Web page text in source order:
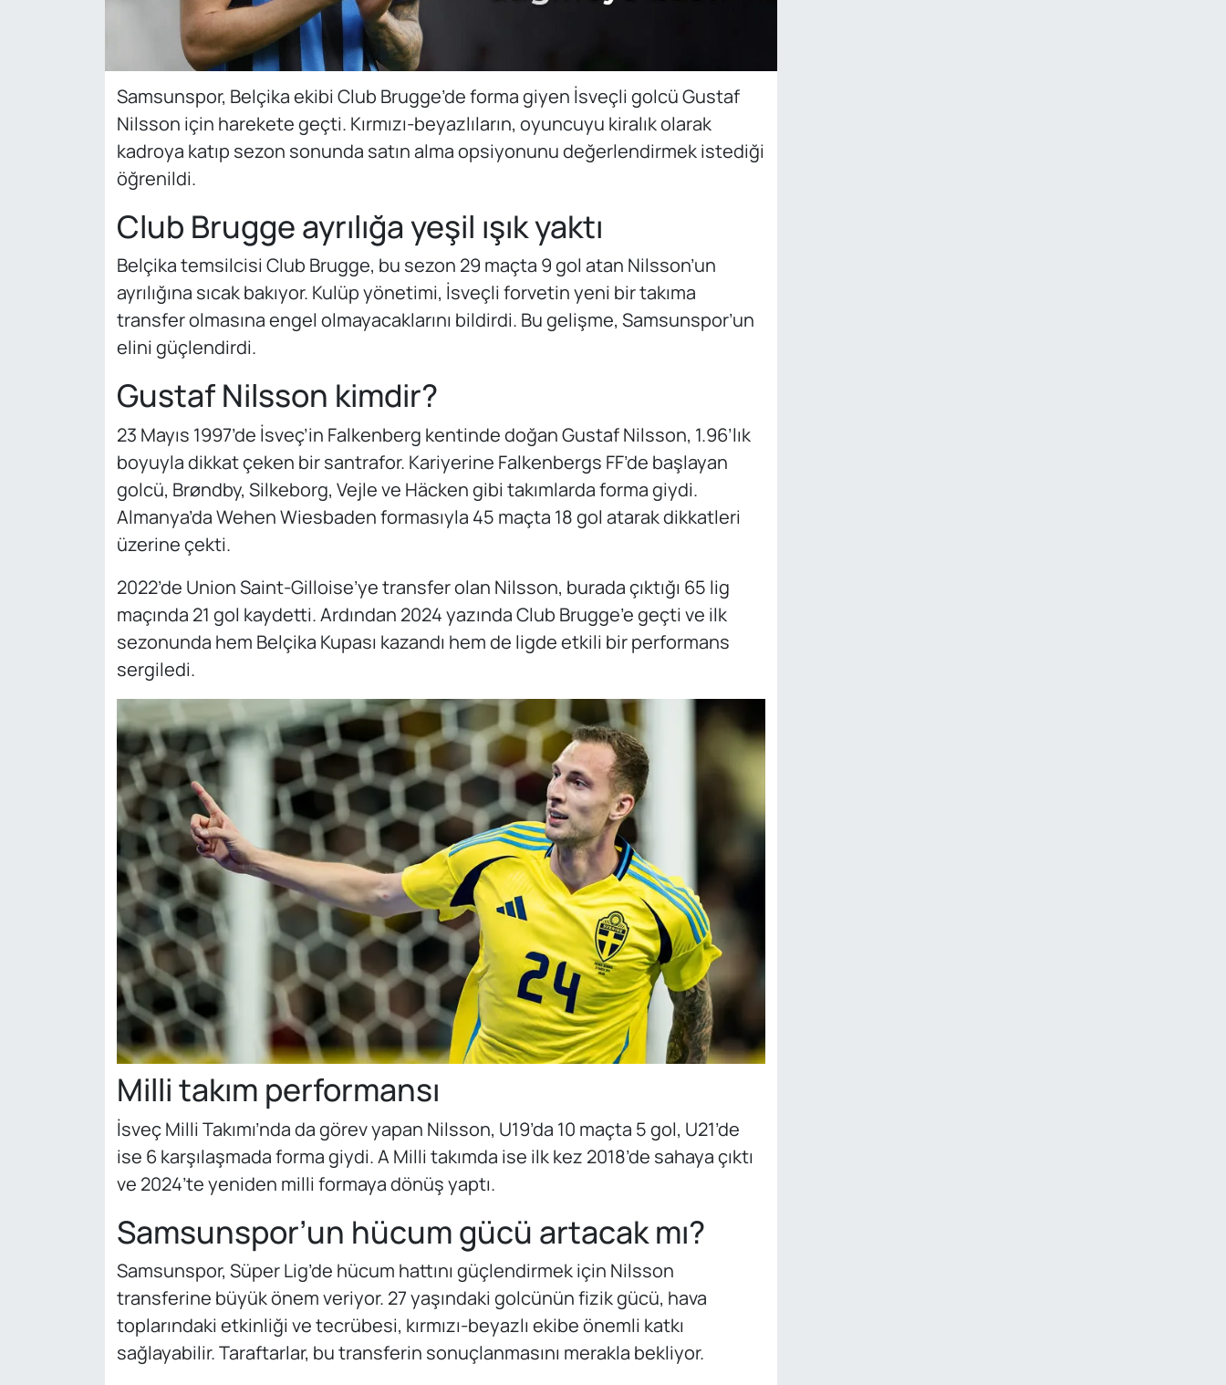
Samsunspor, Belçika ekibi Club Brugge’de forma giyen İsveçli golcü Gustaf
Nilsson için harekete geçti. Kırmızı-beyazlıların, oyuncuyu kiralık olarak
kadroya katıp sezon sonunda satın alma opsiyonunu değerlendirmek istediği
öğrenildi.
Club Brugge ayrılığa yeşil ışık yaktı
Belçika temsilcisi Club Brugge, bu sezon 29 maçta 9 gol atan Nilsson’un
ayrılığına sıcak bakıyor. Kulüp yönetimi, İsveçli forvetin yeni bir takıma
transfer olmasına engel olmayacaklarını bildirdi. Bu gelişme, Samsunspor’un
elini güçlendirdi.
Gustaf Nilsson kimdir?
23 Mayıs 1997’de İsveç’in Falkenberg kentinde doğan Gustaf Nilsson, 1.96’lık
boyuyla dikkat çeken bir santrafor. Kariyerine Falkenbergs FF’de başlayan
golcü, Brøndby, Silkeborg, Vejle ve Häcken gibi takımlarda forma giydi.
Almanya’da Wehen Wiesbaden formasıyla 45 maçta 18 gol atarak dikkatleri
üzerine çekti.
2022’de Union Saint-Gilloise’ye transfer olan Nilsson, burada çıktığı 65 lig
maçında 21 gol kaydetti. Ardından 2024 yazında Club Brugge’e geçti ve ilk
sezonunda hem Belçika Kupası kazandı hem de ligde etkili bir performans
sergiledi.
Milli takım performansı
İsveç Milli Takımı’nda da görev yapan Nilsson, U19’da 10 maçta 5 gol, U21’de
ise 6 karşılaşmada forma giydi. A Milli takımda ise ilk kez 2018’de sahaya çıktı
ve 2024’te yeniden milli formaya dönüş yaptı.
Samsunspor’un hücum gücü artacak mı?
Samsunspor, Süper Lig’de hücum hattını güçlendirmek için Nilsson
transferine büyük önem veriyor. 27 yaşındaki golcünün fizik gücü, hava
toplarındaki etkinliği ve tecrübesi, kırmızı-beyazlı ekibe önemli katkı
sağlayabilir. Taraftarlar, bu transferin sonuçlanmasını merakla bekliyor.